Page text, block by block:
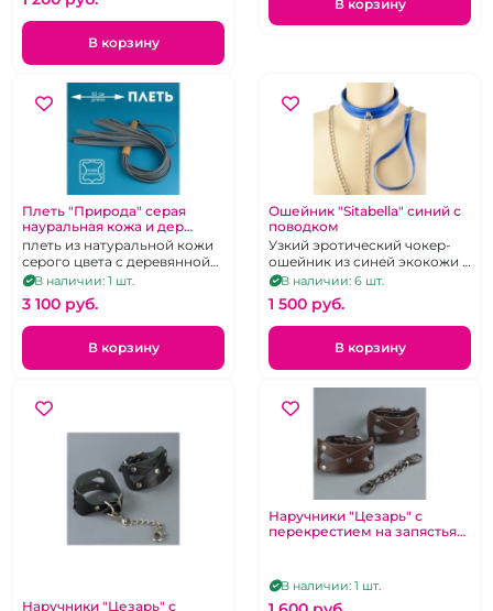
В корзину
В корзину
Плеть "Природа" серая
науральная кожа и дер
рукоять 60 см
плеть из натуральной кожи
серого цвета с деревянной
рукояткой
В наличии: 1 шт.
3 100 pуб.
В корзину
Ошейник "Sitabella" синий с
поводком
Узкий эротический чокер-
ошейник из синей экокожи с
поводком-цепью на
В наличии: 6 шт.
1 500 pуб.
В корзину
Наручники "Цезарь" с
Наручники "Цезарь" с
перекрестием на запястьях
В наличии: 1 шт.